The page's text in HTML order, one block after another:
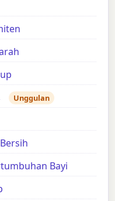
Unggulan
Bayi